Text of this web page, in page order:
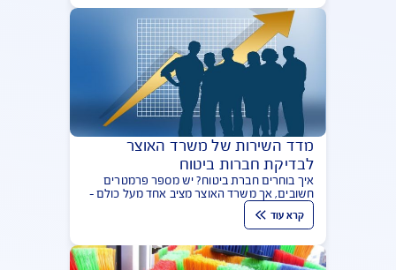
מי זאת בטי גרייבל ולמה היא דמות
מפתח בתולדות ענף הביטוח?
התיעוד ההיסטורי של ענף הביטוח אינו מפרט
תחת איזו קטגוריה הונפקה הפוליסה המיוחדת
עבור בטי גרייבל ואולפני פוקס. הפתרון עבורכם
הוא ביטוח תאונות אישיות